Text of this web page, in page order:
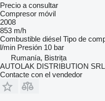
Precio a consultar
Compresor móvil
2008
853 m/h
Combustible diésel Tipo de
l/min Presión 10 bar
Rumanía, Bistrița
AUTOLAK DISTRIBUTION SRL
Contacte con el vendedor